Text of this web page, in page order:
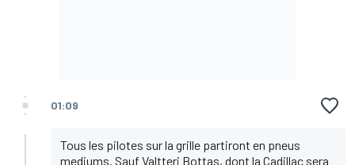
01:09
Tous les pilotes sur la grille partiront en pneus
mediums. Sauf Valtteri Bottas, dont la Cadillac sera